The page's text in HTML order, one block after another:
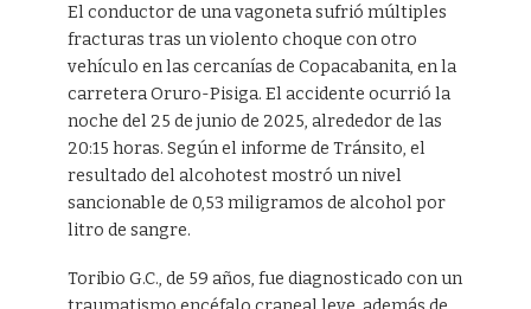
El conductor de una vagoneta sufrió múltiples
fracturas tras un violento choque con otro
vehículo en las cercanías de Copacabanita, en la
carretera Oruro-Pisiga. El accidente ocurrió la
noche del 25 de junio de 2025, alrededor de las
20:15 horas. Según el informe de Tránsito, el
resultado del alcohotest mostró un nivel
sancionable de 0,53 miligramos de alcohol por
litro de sangre.
Toribio G.C., de 59 años, fue diagnosticado con un